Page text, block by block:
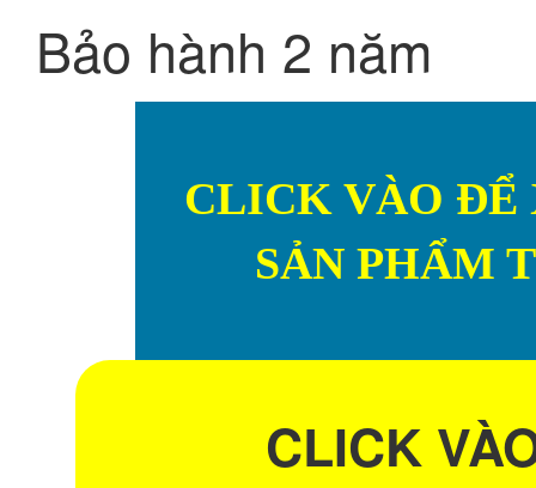
Bảo hành 2 năm
CLICK VÀO ĐỂ
SẢN PHẨM
CLICK